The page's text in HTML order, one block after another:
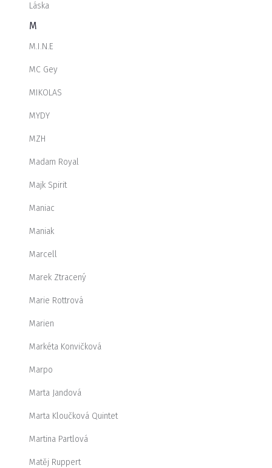
Láska
M
M.I.N.E
MC Gey
MIKOLAS
MYDY
MZH
Madam Royal
Majk Spirit
Maniac
Maniak
Marcell
Marek Ztracený
Marie Rottrová
Marien
Markéta Konvičková
Marpo
Marta Jandová
Marta Kloučková Quintet
Martina Partlová
Matěj Ruppert